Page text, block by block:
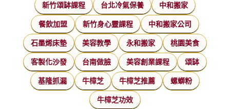
新竹頌缽課程 台北冷氣保養 中和搬家
餐飲加盟 新竹身心靈課程 中和搬家公司
石墨烯床墊 美容教學 永和搬家 桃園美食
客製化沙發 台南做臉 美容創業課程 頌缽
基隆抓漏 牛樟芝 牛樟芝推薦 螺螄粉
牛樟芝功效